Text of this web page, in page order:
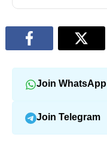
Join WhatsApp
Join Telegram